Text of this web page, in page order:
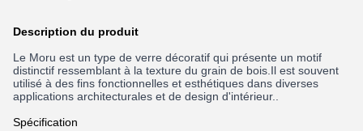
Description du produit
Le Moru est un type de verre décoratif qui présente un motif
distinctif ressemblant à la texture du grain de bois.Il est souvent
utilisé à des fins fonctionnelles et esthétiques dans diverses
applications architecturales et de design d'intérieur..
Spécification